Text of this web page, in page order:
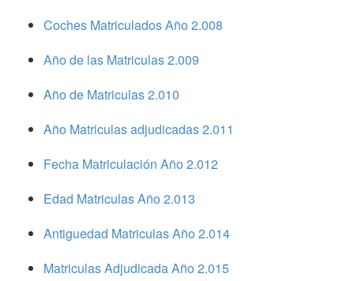
Coches Matriculados Año 2.008
Año de las Matriculas 2.009
Año de Matriculas 2.010
Año Matriculas adjudicadas 2.011
Fecha Matriculación Año 2.012
Edad Matriculas Año 2.013
Antiguedad Matriculas Año 2.014
Matriculas Adjudicada Año 2.015